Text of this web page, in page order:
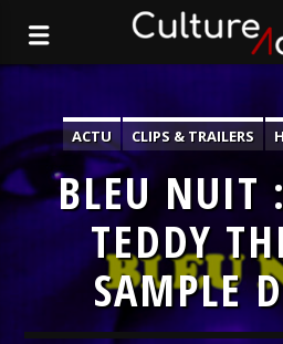
ACTU CLIPS & TRAILERS
BLEU NUIT
TEDDY
SAMPLE